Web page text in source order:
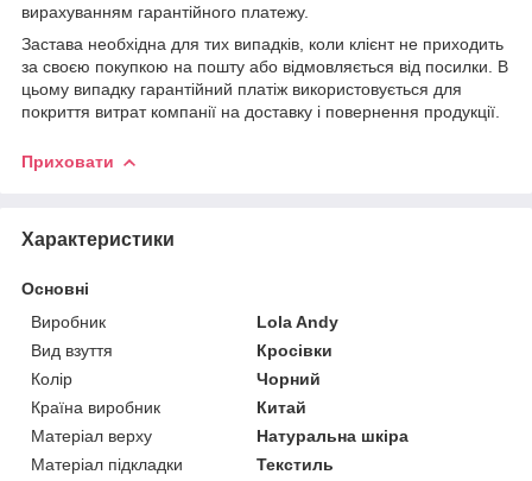
вирахуванням гарантійного платежу.
Застава необхідна для тих випадків, коли клієнт не приходить
за своєю покупкою на пошту або відмовляється від посилки. В
цьому випадку гарантійний платіж використовується для
покриття витрат компанії на доставку і повернення продукції.
Приховати
Характеристики
Основні
Виробник
Lola Andy
Вид взуття
Кросівки
Колір
Чорний
Країна виробник
Китай
Матеріал верху
Натуральна шкіра
Матеріал підкладки
Текстиль